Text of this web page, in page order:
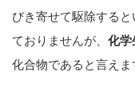
びき寄せて駆除する
ておりませんが、 化学
化合物であると言えま